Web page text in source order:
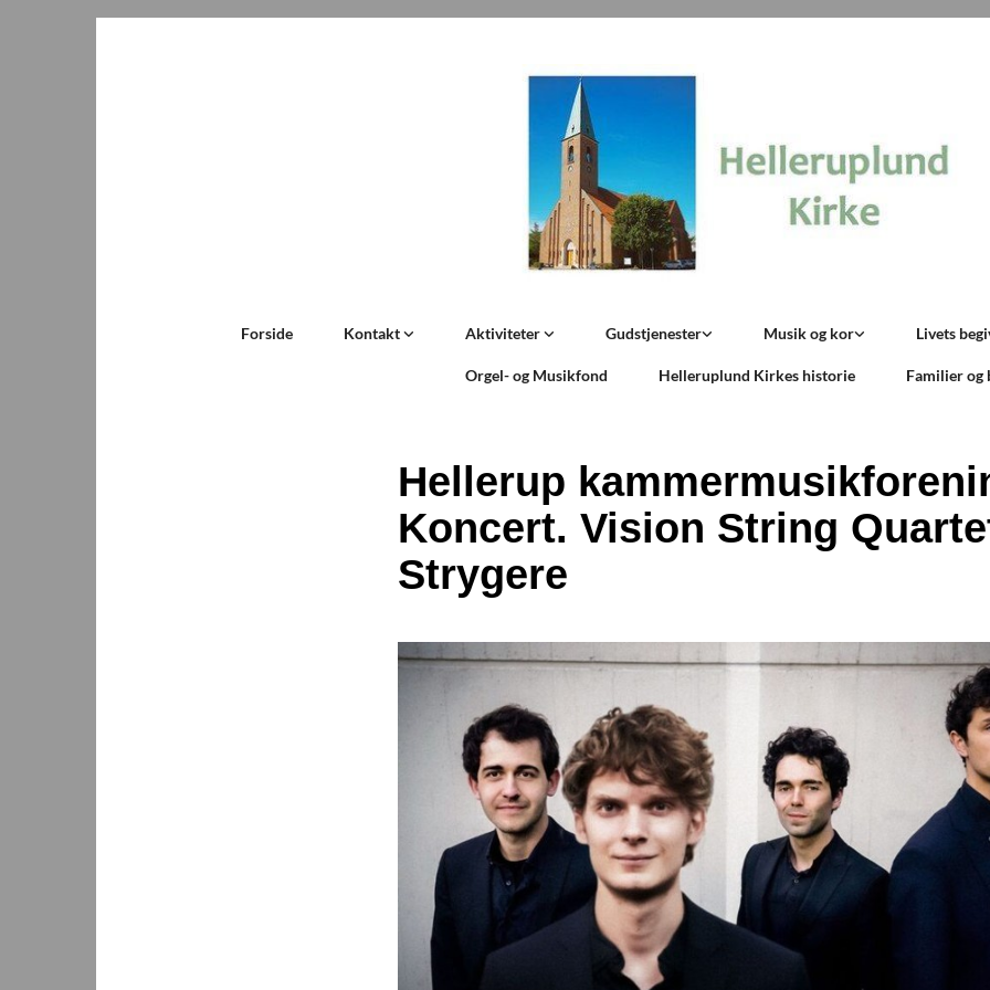
Forside Kontakt Aktiviteter Gudstjenester Musik og kor Livets
Orgel- og Musikfond Helleruplund Kirkes historie Familier og
Hellerup
Koncert. Vision String
Strygere